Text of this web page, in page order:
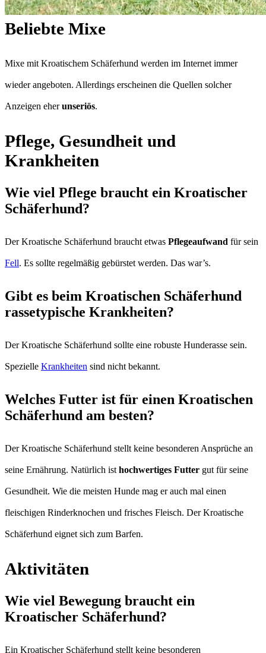
Beliebte Mixe
Mixe mit Kroatischem Schäferhund werden im Internet immer
wieder angeboten. Allerdings erscheinen die Quellen solcher
Anzeigen eherunseriös.
Pflege, Gesundheit und
Krankheiten
Wie viel Pflege braucht ein Kroatischer
Schäferhund?
Der Kroatische Schäferhund braucht etwas Pflegeaufwand für sein
Fell. Es sollte regelmäßig gebürstet werden. Das war’s.
Gibt es beim Kroatischen Schäferhund
rassetypische Krankheiten?
Der Kroatische Schäferhund sollte eine robuste Hunderasse sein.
Spezielle Krankheiten sind nicht bekannt.
Welches Futter ist für einen Kroatischen
Schäferhund am besten?
Der Kroatische Schäferhund stellt keine besonderen Ansprüche an
seine Ernährung. Natürlich ist hochwertiges Futter gut für seine
Gesundheit. Wie die meisten Hunde mag er auch mal einen
fleischigen Rinderknochen und frisches Fleisch. Der Kroatische
Schäferhund eignet sich zum Barfen.
Aktivitäten
Wie viel Bewegung braucht ein
Kroatischer Schäferhund?
Ein Kroatischer Schäferhund stellt keine besonderen